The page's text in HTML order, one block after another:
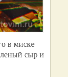
в миске
сыр и